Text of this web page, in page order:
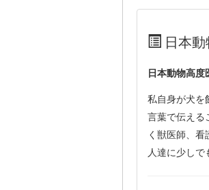
日本
日本動物高
私自身が犬を
言葉で伝える
く獣医師、看
人達に少しで